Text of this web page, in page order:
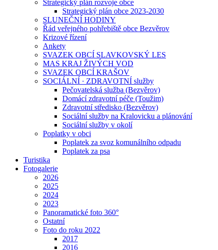
Strategický plán rozvoje obce
Strategický plán obce 2023-2030
SLUNEČNÍ HODINY
Řád veřejného pohřebiště obce Bezvěrov
Krizové řízení
Ankety
SVAZEK OBCÍ SLAVKOVSKÝ LES
MAS KRAJ ŽIVÝCH VOD
SVAZEK OBCÍ KRAŠOV
SOCIÁLNÍ · ZDRAVOTNÍ služby
Pečovatelská služba (Bezvěrov)
Domácí zdravotní péče (Toužim)
Zdravotní středisko (Bezvěrov)
Sociální služby na Kralovicku a plánování
Sociální služby v okolí
Poplatky v obci
Poplatek za svoz komunálního odpadu
Poplatek za psa
Turistika
Fotogalerie
2026
2025
2024
2023
Panoramatické foto 360°
Ostatní
Foto do roku 2022
2017
2016